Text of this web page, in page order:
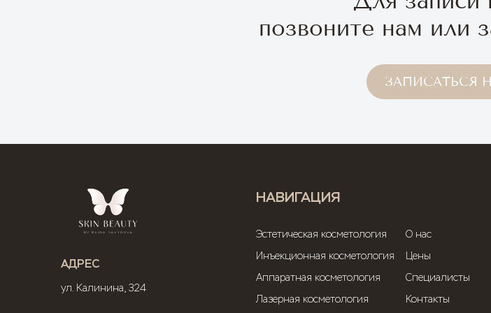
позвоните нам или
ЗАПИСАТЬСЯ
АДРЕС
ул. Калинина, 324
НАВИГАЦИЯ
Эстетическая косметология
Инъекционная косметология
Аппаратная косметология
Лазерная косметология
О нас
Цены
Специалисты
Контакты